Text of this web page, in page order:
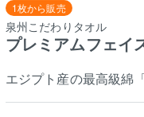
1枚から販売
泉州こだわりタオル
プレミアムフェイ
エジプト産の最高級綿